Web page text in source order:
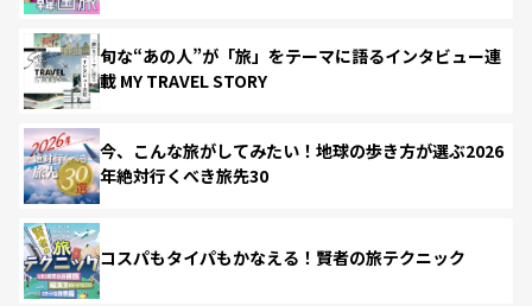
旬な“あの人”が「旅」をテーマに語るインタビュー連
載 MY TRAVEL STORY
今、こんな旅がしてみたい！地球の歩き方が選ぶ2026
年絶対行くべき旅先30
コスパもタイパもかなえる！賢者の旅テクニック